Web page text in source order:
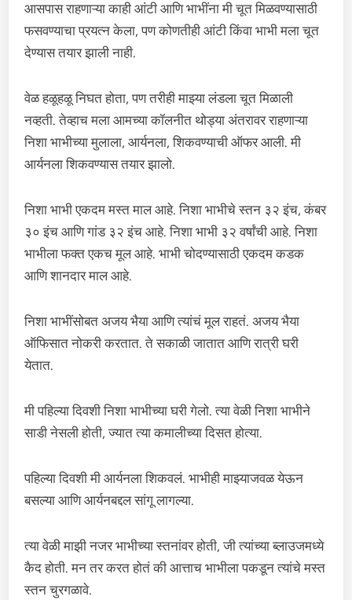
आसपास राहणाऱ्या काही आंटी आणि भाभींना मी चूत मिळवण्यासाठी
फसवण्याचा प्रयत्न केला, पण कोणतीही आंटी किंवा भाभी मला चूत
देण्यास तयार झाली नाही.
वेळ हळूहळू निघत होता, पण तरीही माझ्या लंडला चूत मिळाली
नव्हती. तेव्हाच मला आमच्या कॉलनीत थोड्या अंतरावर राहणाऱ्या
निशा भाभीच्या मुलाला, आर्यनला, शिकवण्याची ऑफर आली. मी
आर्यनला शिकवण्यास तयार झालो.
निशा भाभी एकदम मस्त माल आहे. निशा भाभीचे स्तन ३२ इंच, कंबर
३० इंच आणि गांड ३२ इंच आहे. निशा भाभी ३२ वर्षांची आहे. निशा
भाभीला फक्त एकच मूल आहे. भाभी चोदण्यासाठी एकदम कडक
आणि शानदार माल आहे.
निशा भाभींसोबत अजय भैया आणि त्यांचं मूल राहतं. अजय भैया
ऑफिसात नोकरी करतात. ते सकाळी जातात आणि रात्री घरी
येतात.
मी पहिल्या दिवशी निशा भाभीच्या घरी गेलो. त्या वेळी निशा भाभीने
साडी नेसली होती, ज्यात त्या कमालीच्या दिसत होत्या.
पहिल्या दिवशी मी आर्यनला शिकवलं. भाभीही माझ्याजवळ येऊन
बसल्या आणि आर्यनबद्दल सांगू लागल्या.
त्या वेळी माझी नजर भाभीच्या स्तनांवर होती, जी त्यांच्या ब्लाउजमध्ये
कैद होती. मन तर करत होतं की आत्ताच भाभीला पकडून त्यांचे मस्त
स्तन चुरगळावे.